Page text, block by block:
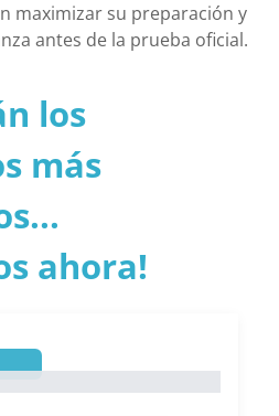
maximizar su preparación y
antes de la prueba oficial.
los
más
ahora!